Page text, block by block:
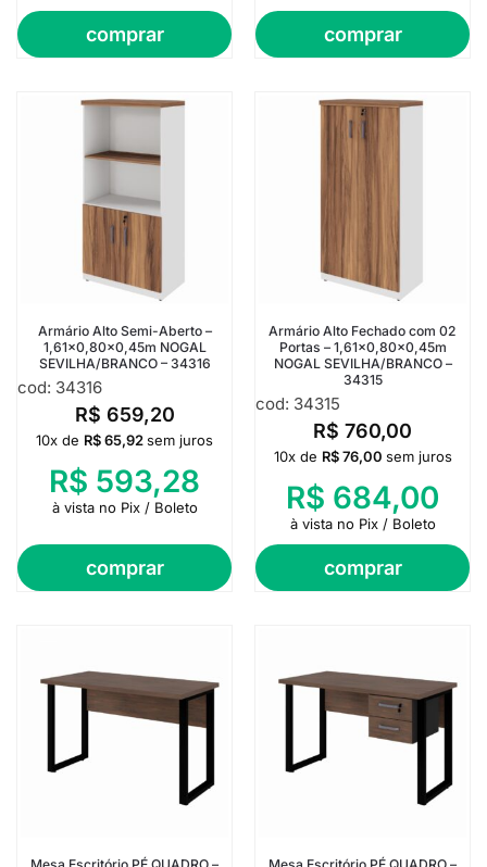
comprar comprar
Armário Alto Semi-Aberto –
1,61×0,80×0,45m NOGAL
SEVILHA/BRANCO – 34316
cod: 34316
R$ 659,20
comprar
10x de R$65,92sem juros
R$ 593,28
à vista no Pix / Boleto
Armário Alto Fechado com 02
Portas – 1,61×0,80×0,45m
NOGAL SEVILHA/BRANCO –
34315
cod: 34315
R$ 760,00
comprar
10x de R$76,00 sem juros
R$ 684,00
à vista no Pix / Boleto